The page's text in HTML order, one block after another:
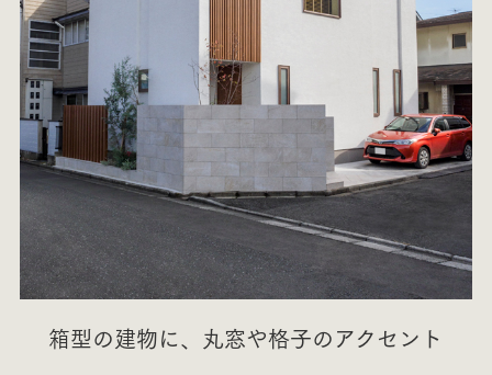
箱型の建物に、丸窓や格子のアクセント